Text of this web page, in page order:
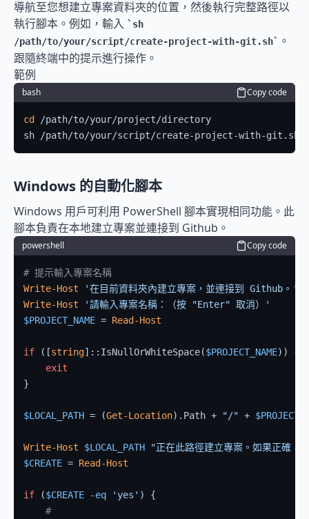
導航至您想建立專案資料夾的位置，然後執行完整路徑以
執行腳本。例如，輸入
sh
/path/to/your/script/create-project-with-git.sh
。
跟隨終端中的提示進行操作。
範例
bash Copy code
cd
/path/to/your/project/directory
sh /path/to/your/script/create-project-with-git.sh
Windows 的自動化腳本
Windows 用戶可利用 PowerShell 腳本實現相同功能。此
腳本負責在本地建立專案並連接到 Github。
powershell Copy code
# 提示輸入專案名稱
Write-Host
'在目前資料夾內建立專案，並連接到 Github。'
Write-Host
'請輸入專案名稱：（按 "Enter" 取消）'
$PROJECT_NAME = Read-Host
if ([string]::IsNullOrWhiteSpace($PROJECT_NAME)) {
exit
}
$LOCAL_PATH = (Get-Location).Path + "/" +
Write-Host $LOCAL_PATH
"正在此路徑建立專案。如果正確
$CREATE = Read-Host
if ($CREATE -eq 'yes' ) {
#